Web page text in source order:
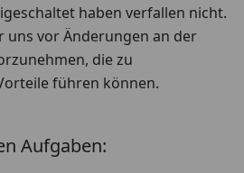
haben verfallen nicht.
uns vor Änderungen an der
die zu
führen können.
Aufgaben: